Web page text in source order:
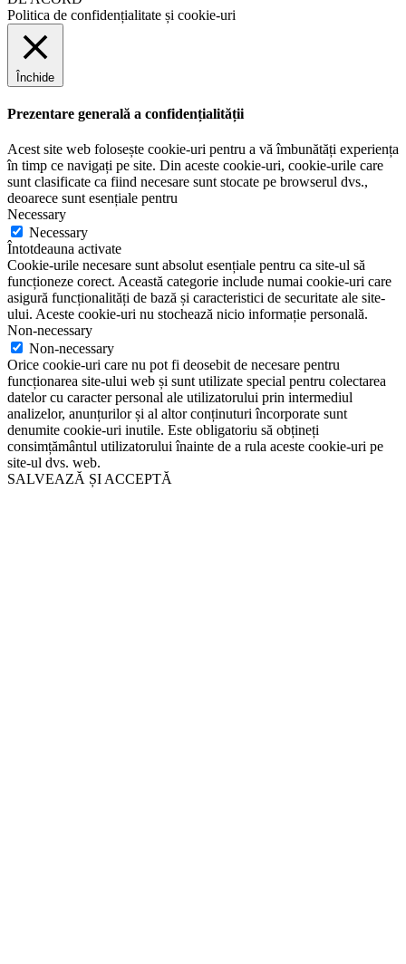
Politica de confidențialitate și cookie-uri
Închide
Prezentare generală a confidențialității
Acest site web folosește cookie-uri pentru a vă îmbunătăți experiența
în timp ce navigați pe site. Din aceste cookie-uri, cookie-urile care
sunt clasificate ca fiind necesare sunt stocate pe browserul dvs.,
deoarece sunt esențiale pentru
Necessary
Necessary
Întotdeauna activate
Cookie-urile necesare sunt absolut esențiale pentru ca site-ul să
funcționeze corect. Această categorie include numai cookie-uri care
asigură funcționalități de bază și caracteristici de securitate ale site-
ului. Aceste cookie-uri nu stochează nicio informație personală.
Non-necessary
Non-necessary
Orice cookie-uri care nu pot fi deosebit de necesare pentru
funcționarea site-ului web și sunt utilizate special pentru colectarea
datelor cu caracter personal ale utilizatorului prin intermediul
analizelor, anunțurilor și al altor conținuturi încorporate sunt
denumite cookie-uri inutile. Este obligatoriu să obțineți
consimțământul utilizatorului înainte de a rula aceste cookie-uri pe
site-ul dvs. web.
SALVEAZĂ ȘI ACCEPTĂ